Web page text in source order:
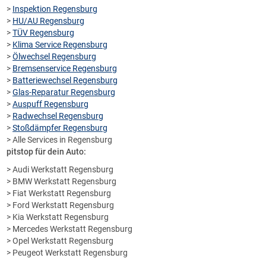
> Inspektion Regensburg
> HU/AU Regensburg
>TÜV Regensburg
> Klima Service Regensburg
>Ölwechsel Regensburg
> Bremsenservice Regensburg
> Batteriewechsel Regensburg
>Glas-Reparatur Regensburg
>Auspuff Regensburg
> Radwechsel Regensburg
>Stoßdämpfer Regensburg
> Alle Services in Regensburg
pitstop für dein Auto:
> Audi Werkstatt Regensburg
> BMW Werkstatt Regensburg
> Fiat Werkstatt Regensburg
> Ford Werkstatt Regensburg
> Kia Werkstatt Regensburg
> Mercedes Werkstatt Regensburg
> Opel Werkstatt Regensburg
> Peugeot Werkstatt Regensburg